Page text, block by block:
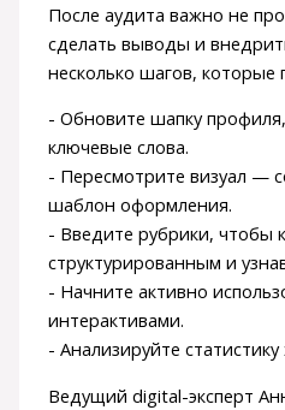
После аудита важно не
сделать выводы и
несколько шагов, которые
- Обновите шапку
ключевые слова.
- Пересмотрите визуал —
шаблон оформления.
- Введите рубрики, чтобы
структурированным и
- Начните активно
интерактивами.
- Анализируйте
Ведущий digital-эксперт